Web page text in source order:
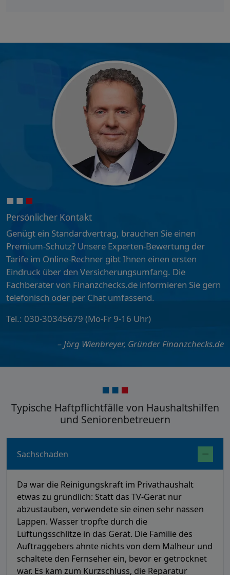
Persönlicher Kontakt
Genügt ein Standardvertrag, brauchen Sie einen
Premium-Schutz? Unsere Experten-Bewertung der
Tarife im Online-Rechner gibt Ihnen einen ersten
Eindruck über den Versicherungsumfang. Die
Fachberater von Finanzchecks.de informieren Sie gern
telefonisch oder per Chat umfassend.
Tel.: 030-30345679 (Mo-Fr 9-16 Uhr)
– Jörg Wienbreyer, Gründer Finanzchecks.de
Typische Haftpflichtfälle von Haushaltshilfen
und Seniorenbetreuern
Sachschaden
Da war die Reinigungskraft im Privathaushalt
etwas zu gründlich: Statt das TV-Gerät nur
abzustauben, verwendete sie einen sehr nassen
Lappen. Wasser tropfte durch die
Lüftungsschlitze in das Gerät. Die Familie des
Auftraggebers ahnte nichts von dem Malheur und
schaltete den Fernseher ein, bevor er getrocknet
war. Es kam zum Kurzschluss, die Reparatur